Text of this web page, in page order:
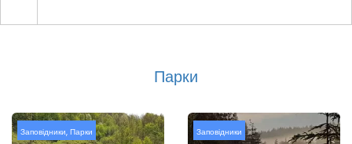
Парки
Заповідники, Парки Заповідники